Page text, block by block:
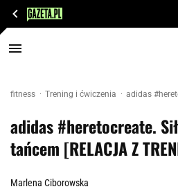
fitness Trening i ćwiczenia adidas
adidas #heretocreate.
tańcem [RELACJA Z
Marlena Ciborowska